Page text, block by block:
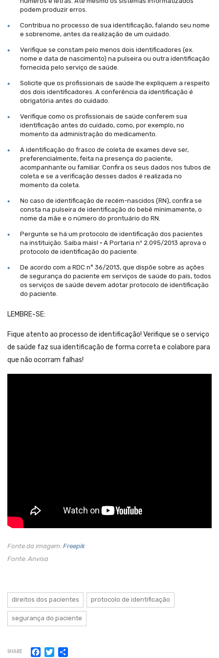
podem produzir erros.
Contribua no processo de sua identificação, falando seu nome
e sobrenome, antes da realização de um cuidado.
Verifique se constam pelo menos dois identificadores (ex.
nome e data de nascimento) na pulseira ou outra identificação
fornecida pelo serviço de saúde.
Solicite que os profissionais de saúde lhe expliquem a respeito
dos dois identificadores. A conferência da identificação é
obrigatória antes do cuidado.
Verifique como os profissionais de saúde conferem sua
identificação antes do cuidado, como, por exemplo, no
momento da administração do medicamento.
A identificação do frasco de coleta de exames deve ser,
preferencialmente, feita na presença do paciente,
acompanhante ou familiar. Confira os seus dados nos tubos de
coleta e se a verificação desses dados é realizada no
momento da coleta.
No caso de identificação de recém-nascidos (RN), confira se
consta na pulseira de identificação do bebê minimamente, o
nome da mãe e o número do prontuário do RN.
Pergunte se há um protocolo de identificação dos pacientes
na instituição. Saiba mais! • A Portaria nº 2.095/2013 aprova o
protocolo de identificação do paciente.
De acordo com a RDC n° 36/2013, que dispõe sobre as ações
de segurança do paciente em serviços de saúde do país, todos
os serviços de saúde devem adotar protocolo de identificação
do paciente.
LEMBRE-SE:
Fique atento ao processo de identificação! Verifique se o serviço
de saúde faz sua identificação de forma correta e colabore para
que não ocorram falhas!
Fonte da imagem: Freepik
Fonte: Anvisa
direitos dos pacientes protocolo de identificação
segurança do paciente
SHARE Facebook
Twitter